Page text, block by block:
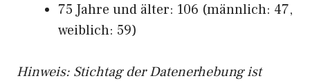
75 Jahre und älter: 106 (männlich: 47,
weiblich: 59)
Hinweis: Stichtag der Datenerhebung ist